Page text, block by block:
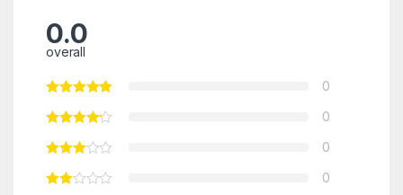
0.0
overall
0
0
0
0